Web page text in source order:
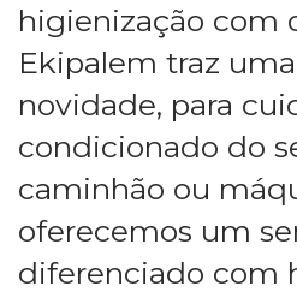
higienização com
Ekipalem traz
novidade, para
condicionado do
caminhão ou
oferecemos um
diferenciado com